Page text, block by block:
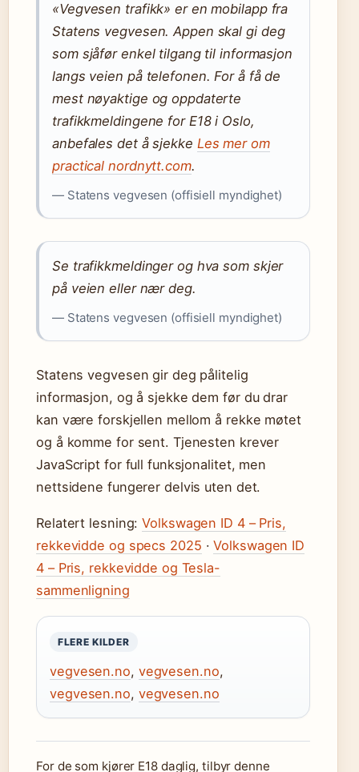
«Vegvesen trafikk» er en mobilapp fra
Statens vegvesen. Appen skal gi deg
som sjåfør enkel tilgang til informasjon
langs veien på telefonen. For å få de
mest nøyaktige og oppdaterte
trafikkmeldingene for E18 i Oslo,
anbefales det å sjekke Les mer om
practical nordnytt.com.
— Statens vegvesen (offisiell myndighet)
Se trafikkmeldinger og hva som skjer
på veien eller nær deg.
— Statens vegvesen (offisiell myndighet)
Statens vegvesen gir deg pålitelig
informasjon, og å sjekke dem før du drar
kan være forskjellen mellom å rekke møtet
og å komme for sent. Tjenesten krever
JavaScript for full funksjonalitet, men
nettsidene fungerer delvis uten det.
Relatert lesning:Volkswagen ID 4 – Pris,
rekkevidde og specs 2025 ·Volkswagen ID
4 – Pris, rekkevidde og Tesla-
sammenligning
FLERE KILDER
vegvesen.no, vegvesen.no,
vegvesen.no, vegvesen.no
For de som kjører E18 daglig, tilbyr denne